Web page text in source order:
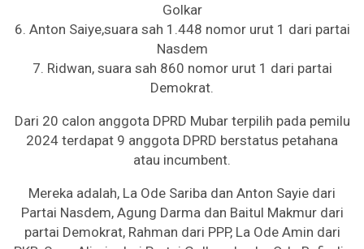
Golkar
6. Anton Saiye,suara sah 1.448 nomor urut 1 dari partai
Nasdem
7. Ridwan, suara sah 860 nomor urut 1 dari partai
Demokrat.
Dari 20 calon anggota DPRD Mubar terpilih pada pemilu
2024 terdapat 9 anggota DPRD berstatus petahana
atau incumbent.
Mereka adalah, La Ode Sariba dan Anton Sayie dari
Partai Nasdem, Agung Darma dan Baitul Makmur dari
partai Demokrat, Rahman dari PPP, La Ode Amin dari